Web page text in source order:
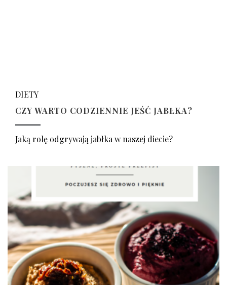
DIETY
CZY WARTO CODZIENNIE JEŚĆ JABŁKA?
Jaką rolę odgrywają jabłka w naszej diecie?